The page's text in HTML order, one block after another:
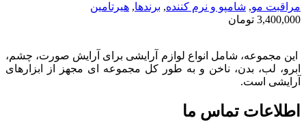
مراقبت مو, شامپو و نرم كننده, برندها, هیرتامین
3,400,000 تومان
این مجموعه، شامل انواع لوازم آرایشی برای آرایش صورت، چشم،
ابرو، لب، بدن، ناخن و به طور کل مجموعه ای مجهز از ابزارهای
آرایشی است.
اطلاعات تماس ما